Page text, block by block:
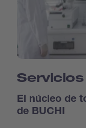
Servicios
El núcleo de
de BUCHI